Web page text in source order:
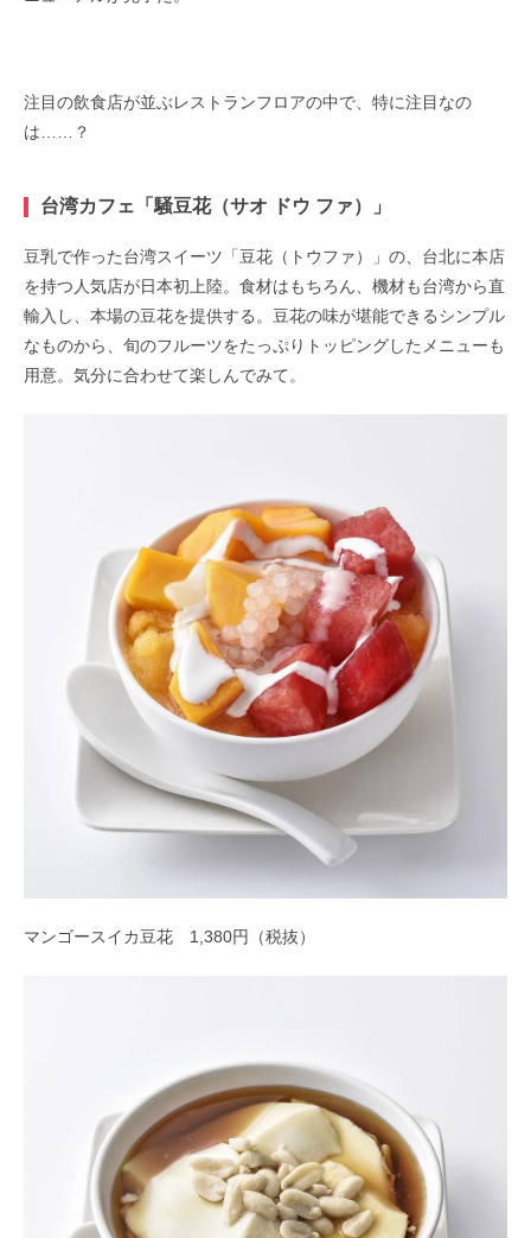
注目の飲食店が並ぶレストランフロアの中で、特に注目なの
は……？
台湾カフェ「騒豆花（サオ ドウ ファ）」
豆乳で作った台湾スイーツ「豆花（トウファ）」の、台北に本店
を持つ人気店が日本初上陸。食材はもちろん、機材も台湾から直
輸入し、本場の豆花を提供する。豆花の味が堪能できるシンプル
なものから、旬のフルーツをたっぷりトッピングしたメニューも
用意。気分に合わせて楽しんでみて。
マンゴースイカ豆花 1,380円（税抜）